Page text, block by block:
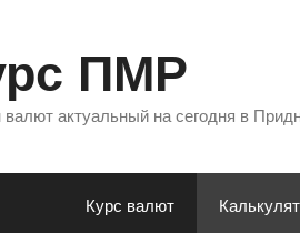
ПМР
актуальный на сегодня в
Курс валют